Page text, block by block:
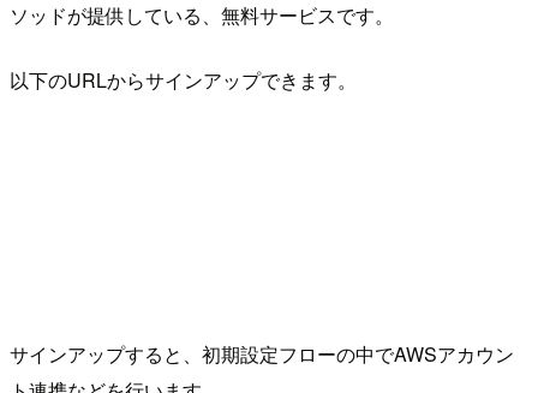
ソッドが提供している、無料サービスです。
以下のURLからサインアップできます。
サインアップすると、初期設定フローの中でAWSアカウン